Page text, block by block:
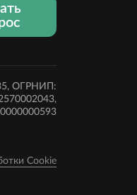
ОГРНИП:
Cookie